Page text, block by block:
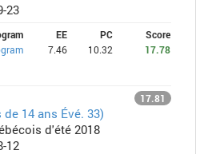
23
EE PC
Score
7.46 10.32 17.78
17.81
14 ans Évé. 33)
d'été 2018
12